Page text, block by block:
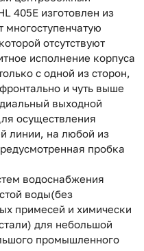
405E изготовлен из
отсутствуют
исполнение корпуса
с одной из сторон,
и чуть выше
выходной
осуществления
линии, на любой из
пробка
водоснабжения
воды(без
примесей и химически
для небольшой
промышленного